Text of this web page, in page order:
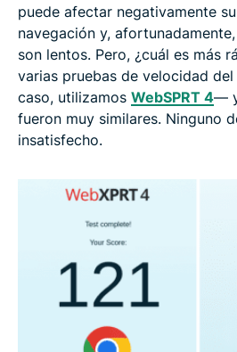
puede afectar negativamente
navegación y,
son lentos. Pero, ¿cuál es más
varias pruebas de velocidad
caso, utilizamos WebSPRT 4—
fueron muy similares. Ninguno
insatisfecho.